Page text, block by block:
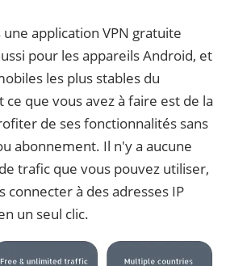
une application VPN gratuite
pour les appareils Android, et
les plus stables du
que vous avez à faire est de la
de ses fonctionnalités sans
abonnement. Il n'y a aucune
trafic que vous pouvez utiliser,
connecter à des adresses IP
un seul clic.